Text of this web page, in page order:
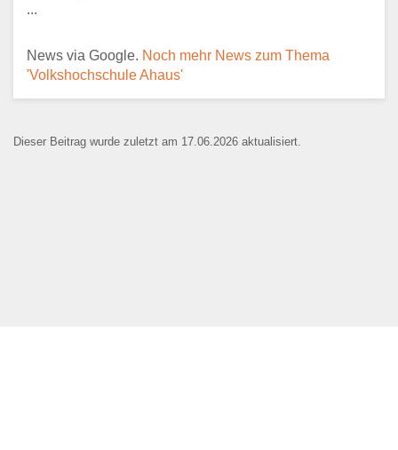
E-Mail*
...
News via Google. Noch mehr News zum Thema
'Volkshochschule Ahaus'
Dieser Beitrag wurde zuletzt am 17.06.2026 aktualisiert.